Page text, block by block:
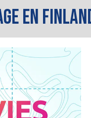
EN